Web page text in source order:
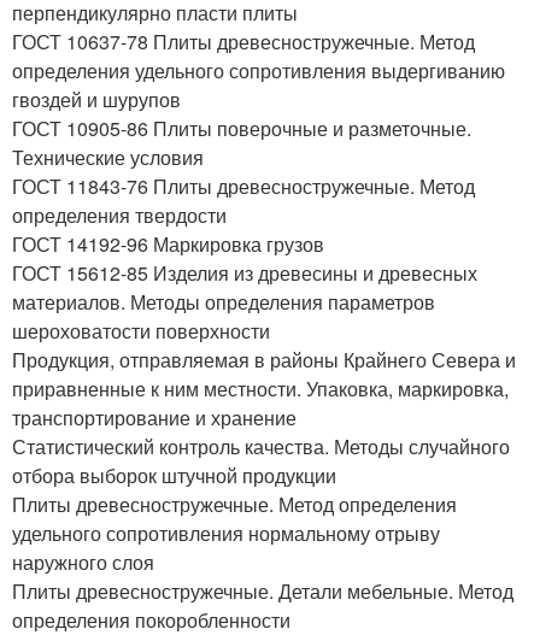
перпендикулярно пласти плиты
ГОСТ 10637-78 Плиты древесностружечные. Метод
определения удельного сопротивления выдергиванию
гвоздей и шурупов
ГОСТ 10905-86 Плиты поверочные и разметочные.
Технические условия
ГОСТ 11843-76 Плиты древесностружечные. Метод
определения твердости
ГОСТ 14192-96 Маркировка грузов
ГОСТ 15612-85 Изделия из древесины и древесных
материалов. Методы определения параметров
шероховатости поверхности
Продукция, отправляемая в районы Крайнего Севера и
приравненные к ним местности. Упаковка, маркировка,
транспортирование и хранение
Статистический контроль качества. Методы случайного
отбора выборок штучной продукции
Плиты древесностружечные. Метод определения
удельного сопротивления нормальному отрыву
наружного слоя
Плиты древесностружечные. Детали мебельные. Метод
определения покоробленности